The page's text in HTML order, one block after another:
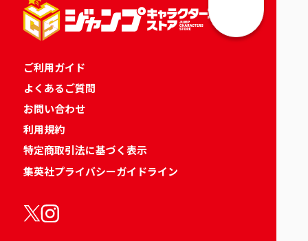
ご利用ガイド
よくあるご質問
お問い合わせ
利用規約
特定商取引法に基づく表示
集英社プライバシーガイドライン